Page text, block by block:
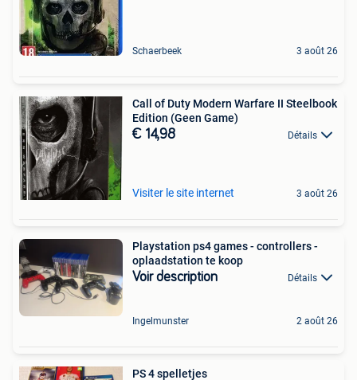
Schaerbeek 3 août 26
Call of Duty Modern Warfare II Steelbook
Edition (Geen Game)
€ 14,98 Détails
Visiter le site internet 3 août 26
Playstation ps4 games - controllers -
oplaadstation te koop
Voir description Détails
Ingelmunster 2 août 26
PS 4 spelletjes